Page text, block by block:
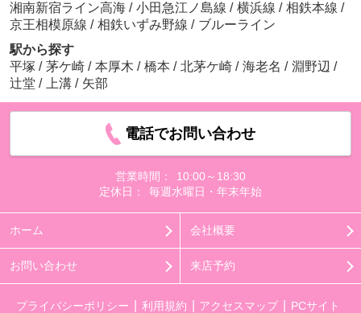
湘南新宿ライン高海 / 小田急江ノ島線 / 横浜線 / 相鉄本線 /
京王相模原線 / 相鉄いずみ野線 / ブルーライン
駅から探す
平塚 / 茅ケ崎 / 本厚木 / 橋本 / 北茅ケ崎 / 海老名 / 淵野辺 /
辻堂 / 上溝 / 矢部
電話でお問い合わせ
営業時間：
10:00～18:30
定休日：
毎週水曜日・年末年始
ホーム 会社概要
お問い合わせ 来店予約
プライバシーポリシー 利用規約 アクセスマップ PCサイト